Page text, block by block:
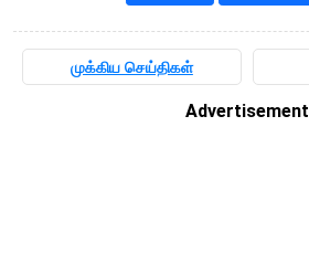
முக்கிய செய்திகள்
Advertisement